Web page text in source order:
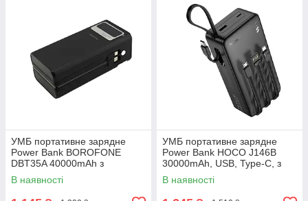
УМБ портативне зарядне
Power Bank BOROFONE
DBT35A 40000mAh з
вбудованими кабелями,
чорне
В наявності
УМБ портативне зарядне
Power Bank HOCO J146B
30000mAh, USB, Type-C, з
вбудованими кабелями,
чорний
В наявності